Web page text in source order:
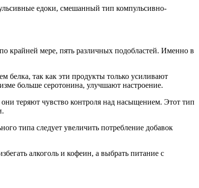
едоки, смешанный тип компульсивно-
крайней мере, пять различных подобластей. Именно в
белка, так как эти продукты только усиливают
больше серотонина, улучшают настроение.
теряют чувство контроля над насыщением. Этот тип
типа следует увеличить потребление добавок
алкоголь и кофеин, а выбрать питание с